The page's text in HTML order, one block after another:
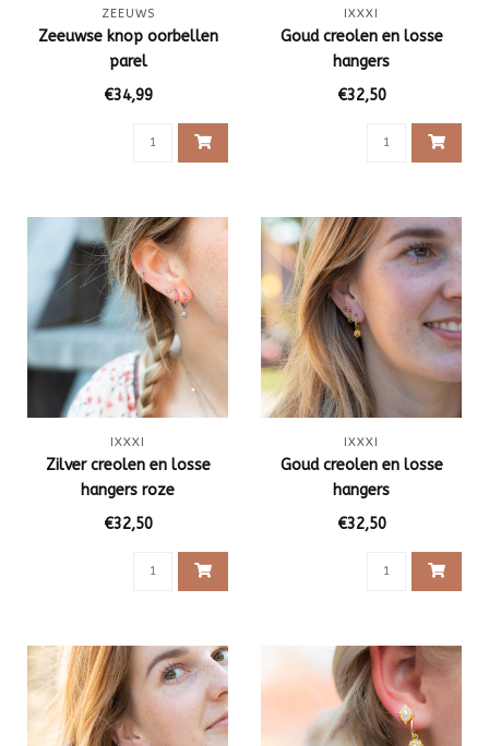
ZEEUWS
Zeeuwse knop oorbellen
parel
€34,99
IXXXI
Goud creolen en losse
hangers
€32,50
IXXXI
Zilver creolen en losse
hangers roze
€32,50
IXXXI
Goud creolen en losse
hangers
€32,50